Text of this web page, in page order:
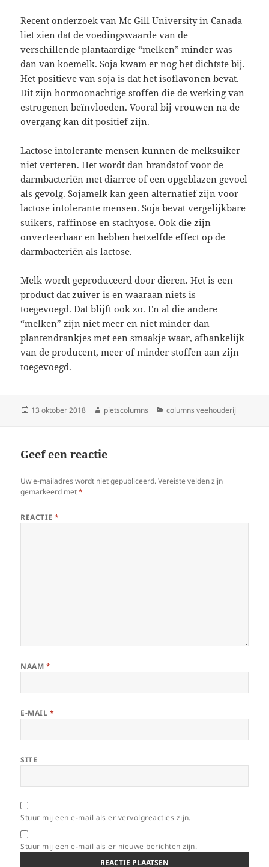
Recent onderzoek van Mc Gill University in Canada
liet zien dat de voedingswaarde van de
verschillende plantaardige “melken” minder was
dan van koemelk. Soja kwam er nog het dichtste bij.
Het positieve van soja is dat het isoflavonen bevat.
Dit zijn hormoonachtige stoffen die de werking van
estrogenen beïnvloeden. Vooral bij vrouwen na de
overgang kan dit positief zijn.
Lactose intolerante mensen kunnen de melksuiker
niet verteren. Het wordt dan brandstof voor de
darmbacteriën met diarree of een opgeblazen gevoel
als gevolg. Sojamelk kan geen alternatief zijn voor
lactose intolerante mensen. Soja bevat vergelijkbare
suikers, raffinose en stachyose. Ook die zijn
onverteerbaar en hebben hetzelfde effect op de
darmbacteriën als lactose.
Melk wordt geproduceerd door dieren. Het is een
product dat zuiver is en waaraan niets is
toegevoegd. Dat blijft ook zo. En al die andere
“melken” zijn niet meer en niet minder dan
plantendrankjes met een smaakje waar, afhankelijk
van de producent, meer of minder stoffen aan zijn
toegevoegd.
Geplaatst
13 oktober 2018 Auteur
pietscolumns Categorieën
columns veehouderij
Geef een reactie
Uw e-mailadres wordt niet gepubliceerd. Vereiste velden zijn
gemarkeerd met*
REACTIE*
NAAM *
E-MAIL *
SITE
Stuur mij een e-mail als er vervolgreacties zijn.
Stuur mij een e-mail als er nieuwe berichten zijn.